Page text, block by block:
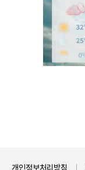
개인정보처리방침